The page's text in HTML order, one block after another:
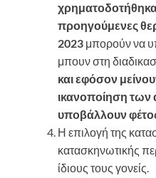
προηγούμενες
2023 μπορούν να
μπουν στη
και εφόσον
ικανοποίηση
υποβάλλουν
Η επιλογή της
κατασκηνωτικής
ίδιους τους γονείς.